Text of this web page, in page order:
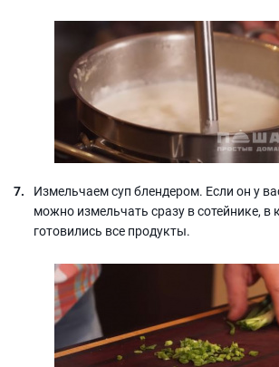
Измельчаем суп блендером. Если он у
можно измельчать сразу в сотейнике, в
готовились все продукты.